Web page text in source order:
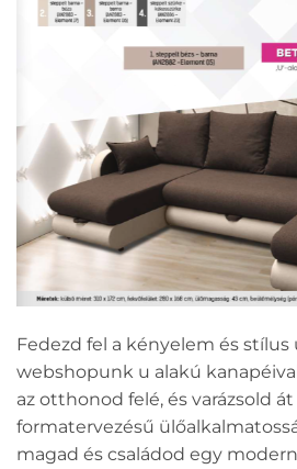
Fedezd fel a kényelem és
webshopunk u alakú
az otthonod felé, és varázsold
formatervezésű
magad és családod egy